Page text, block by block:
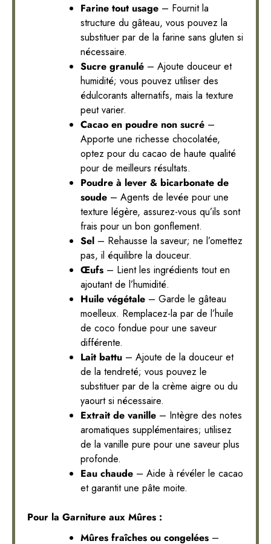
Farine tout usage – Fournit la
structure du gâteau, vous pouvez la
substituer par de la farine sans gluten si
nécessaire.
Sucre granulé – Ajoute douceur et
humidité; vous pouvez utiliser des
édulcorants alternatifs, mais la texture
peut varier.
Cacao en poudre non sucré –
Apporte une richesse chocolatée,
optez pour du cacao de haute qualité
pour de meilleurs résultats.
Poudre à lever & bicarbonate de
soude – Agents de levée pour une
texture légère, assurez-vous qu’ils sont
frais pour un bon gonflement.
Sel – Rehausse la saveur; ne l’omettez
pas, il équilibre la douceur.
Œufs – Lient les ingrédients tout en
ajoutant de l’humidité.
Huile végétale – Garde le gâteau
moelleux. Remplacez-la par de l’huile
de coco fondue pour une saveur
différente.
Lait battu – Ajoute de la douceur et
de la tendreté; vous pouvez le
substituer par de la crème aigre ou du
yaourt si nécessaire.
Extrait de vanille – Intègre des notes
aromatiques supplémentaires; utilisez
de la vanille pure pour une saveur plus
profonde.
Eau chaude – Aide à révéler le cacao
et garantit une pâte moite.
Pour la Garniture aux Mûres :
Mûres fraîches ou congelées –